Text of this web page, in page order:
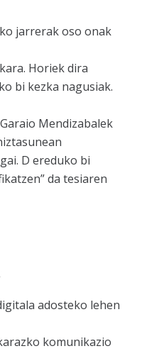
jarrerak oso onak
Horiek dira
bi kezka nagusiak.
Mendizabalek
D ereduko bi
da tesiaren
adosteko lehen
komunikazio